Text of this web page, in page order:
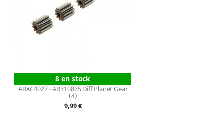
8 en stock
ARAC4027 - AR310865 Diff Planet Gear
(4)
Prix
9,99 €